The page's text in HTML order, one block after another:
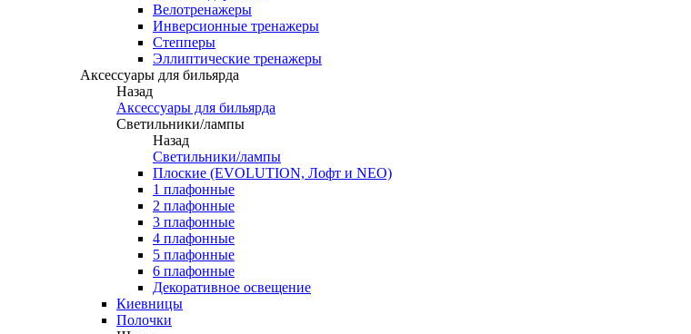
Велотренажеры
Инверсионные тренажеры
Степперы
Эллиптические тренажеры
Аксессуары для бильярда
Назад
Аксессуары для бильярда
Светильники/лампы
Назад
Светильники/лампы
Плоские (EVOLUTION, Лофт и NEO)
1 плафонные
2 плафонные
3 плафонные
4 плафонные
5 плафонные
6 плафонные
Декоративное освещение
Киевницы
Полочки